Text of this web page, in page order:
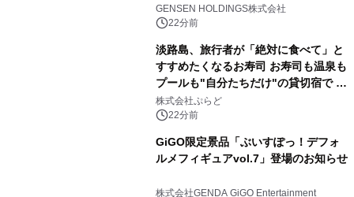
(土)より開催
GENSEN HOLDINGS株式会社
22分前
淡路島、旅行者が「絶対に食べて」と
すすめたくなるお寿司 お寿司も温泉も
プールも"自分たちだけ"の貸切宿で 1
日1組限定「岩屋温泉 絵島別庭 海と
森」の握り寿司プラン
株式会社ぷらど
22分前
GiGO限定景品「ぶいすぽっ！デフォ
ルメフィギュアvol.7」登場のお知らせ
株式会社GENDA GiGO Entertainment